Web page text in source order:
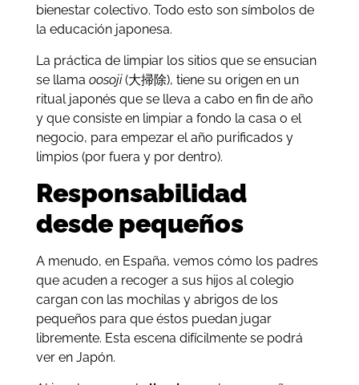
bienestar colectivo. Todo esto son símbolos de
la educación japonesa.
La práctica de limpiar los sitios que se ensucian
se llama oosoji(大掃除), tiene su origen en un
ritual japonés que se lleva a cabo en fin de año
y que consiste en limpiar a fondo la casa o el
negocio, para empezar el año purificados y
limpios (por fuera y por dentro).
Responsabilidad
desde pequeños
A menudo, en España, vemos cómo los padres
que acuden a recoger a sus hijos al colegio
cargan con las mochilas y abrigos de los
pequeños para que éstos puedan jugar
libremente. Esta escena difícilmente se podrá
ver en Japón.